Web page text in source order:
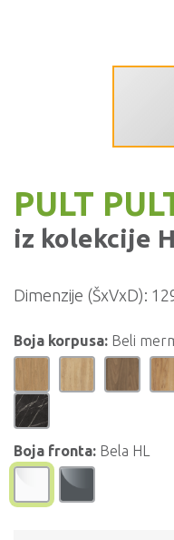
PULT
iz kolekcije
Dimenzije (ŠxVxD):
Boja korpusa: Beli
Boja fronta: Bela HL